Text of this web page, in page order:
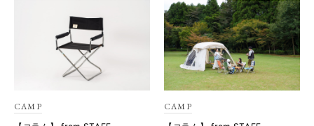
CAMP CAMP